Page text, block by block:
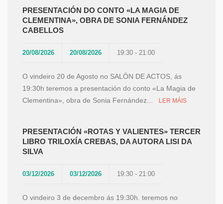
PRESENTACIÓN DO CONTO «LA MAGIA DE
CLEMENTINA», OBRA DE SONIA FERNÁNDEZ
CABELLOS
20/08/2026 20/08/2026 19:30 - 21:00
O vindeiro 20 de Agosto no SALÓN DE ACTOS, ás
19:30h teremos a presentación do conto «La Magia de
Clementina», obra de Sonia Fernández...
LER MÁIS
PRESENTACIÓN «ROTAS Y VALIENTES» TERCER
LIBRO TRILOXÍA CREBAS, DA AUTORA LISI DA
SILVA
03/12/2026 03/12/2026 19:30 - 21:00
O vindeiro 3 de decembro ás 19:30h. teremos no